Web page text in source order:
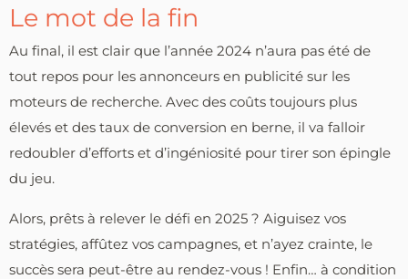
Le mot de la fin
Au final, il est clair que l’année 2024 n’aura pas été de
tout repos pour les annonceurs en publicité sur les
moteurs de recherche. Avec des coûts toujours plus
élevés et des taux de conversion en berne, il va falloir
redoubler d’efforts et d’ingéniosité pour tirer son épingle
du jeu.
Alors, prêts à relever le défi en 2025 ? Aiguisez vos
stratégies, affûtez vos campagnes, et n’ayez crainte, le
succès sera peut-être au rendez-vous ! Enfin… à condition